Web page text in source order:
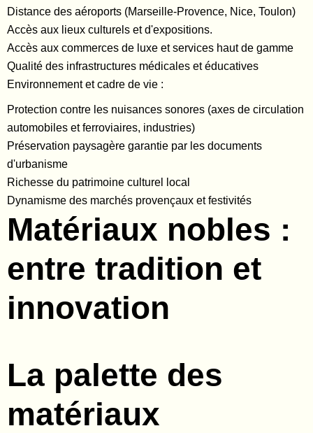
Distance des aéroports (Marseille-Provence, Nice, Toulon)
Accès aux lieux culturels et d'expositions.
Accès aux commerces de luxe et services haut de gamme
Qualité des infrastructures médicales et éducatives
Environnement et cadre de vie :
Protection contre les nuisances sonores (axes de circulation
automobiles et ferroviaires, industries)
Préservation paysagère garantie par les documents
d'urbanisme
Richesse du patrimoine culturel local
Dynamisme des marchés provençaux et festivités
Matériaux nobles :
entre tradition et
innovation
La palette des
matériaux